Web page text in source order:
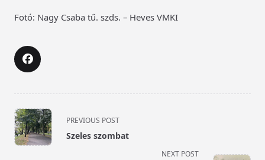
Fotó: Nagy Csaba tű. szds. – Heves VMKI
<span
class="nav-
subtitle
PREVIOUS POST
Szeles szombat
NEXT POST